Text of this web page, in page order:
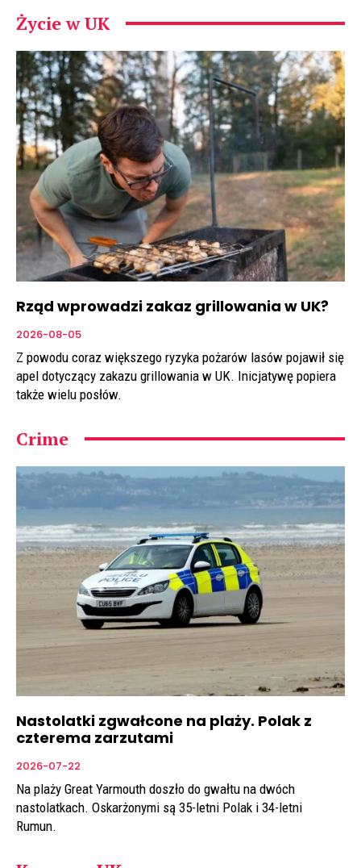
Życie w UK
Rząd wprowadzi zakaz grillowania w UK?
2026-08-05
Z powodu coraz większego ryzyka pożarów lasów pojawił się
apel dotyczący zakazu grillowania w UK. Inicjatywę popiera
także wielu posłów.
Crime
Nastolatki zgwałcone na plaży. Polak z
czterema zarzutami
2026-07-22
Na plaży Great Yarmouth doszło do gwałtu na dwóch
nastolatkach. Oskarżonymi są 35-letni Polak i 34-letni
Rumun.